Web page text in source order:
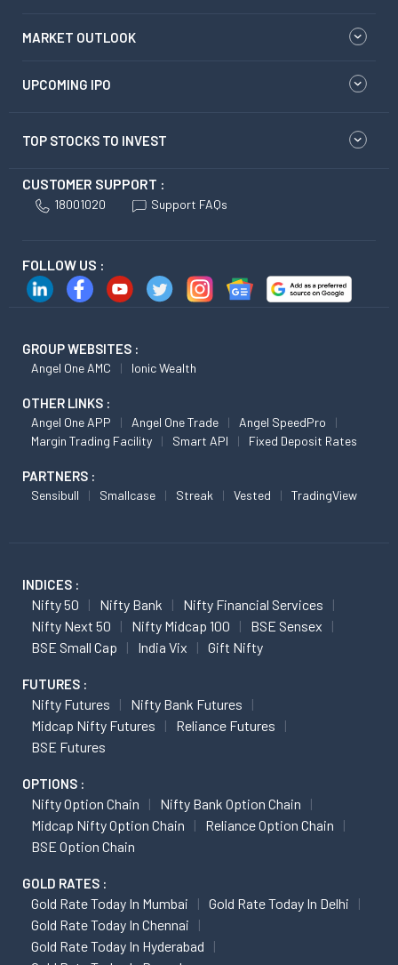
MARKET OUTLOOK
UPCOMING IPO
TOP STOCKS TO INVEST
CUSTOMER SUPPORT :
18001020 Support FAQs
FOLLOW US :
GROUP WEBSITES :
Angel One AMC Ionic Wealth
OTHER LINKS :
Angel One APP Angel One Trade
Angel SpeedPro
Margin Trading Facility
Smart API Fixed Deposit Rates
PARTNERS :
Sensibull Smallcase Streak Vested TradingView
INDICES :
Nifty 50 Nifty Bank
Nifty Financial Services
Nifty Next 50
Nifty Midcap 100
BSE Sensex
BSE Small Cap
India Vix Gift Nifty
FUTURES :
Nifty Futures
Nifty Bank Futures
Midcap Nifty Futures
Reliance Futures
BSE Futures
OPTIONS :
Nifty Option Chain
Nifty Bank Option Chain
Midcap Nifty Option Chain
Reliance Option Chain
BSE Option Chain
GOLD RATES :
Gold Rate Today In Mumbai
Gold Rate Today In Delhi
Gold Rate Today In Chennai
Gold Rate Today In Hyderabad